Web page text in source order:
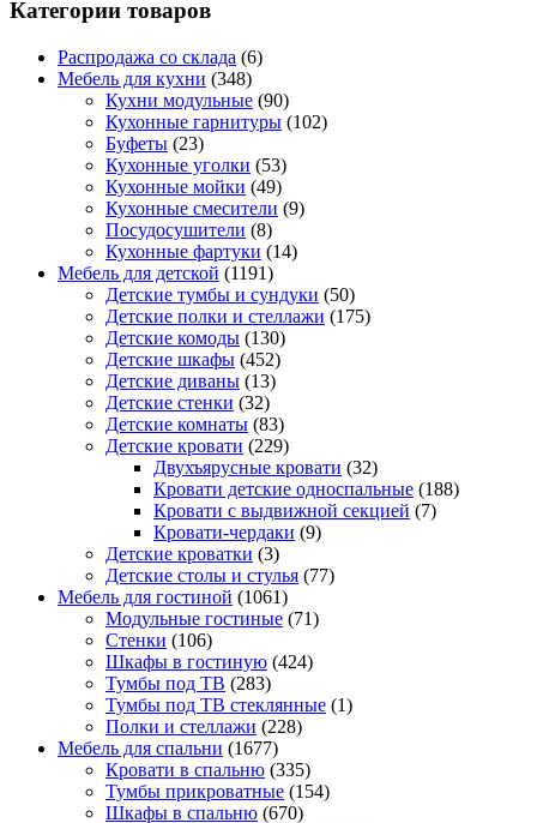
Категории товаров
Распродажа со склада (6)
Мебель для кухни (348)
Кухни модульные (90)
Кухонные гарнитуры (102)
Буфеты (23)
Кухонные уголки (53)
Кухонные мойки (49)
Кухонные смесители (9)
Посудосушители (8)
Кухонные фартуки (14)
Мебель для детской (1191)
Детские тумбы и сундуки (50)
Детские полки и стеллажи (175)
Детские комоды (130)
Детские шкафы (452)
Детские диваны (13)
Детские стенки (32)
Детские комнаты (83)
Детские кровати (229)
Двухъярусные кровати (32)
Кровати детские односпальные (188)
Кровати с выдвижной секцией (7)
Кровати-чердаки (9)
Детские кроватки (3)
Детские столы и стулья (77)
Мебель для гостиной (1061)
Модульные гостиные (71)
Стенки (106)
Шкафы в гостиную (424)
Тумбы под ТВ (283)
Тумбы под ТВ стеклянные (1)
Полки и стеллажи (228)
Мебель для спальни (1677)
Кровати в спальню (335)
Тумбы прикроватные (154)
Шкафы в спальню (670)